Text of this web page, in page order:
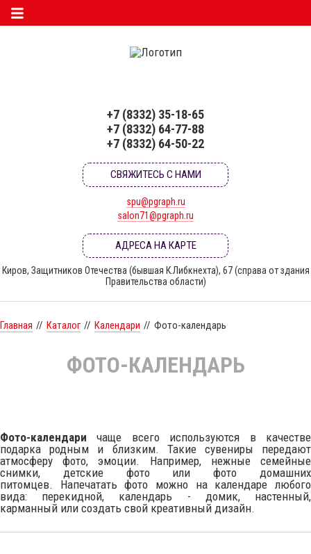
+7 (8332) 35-18-65
+7 (8332) 64-77-88
+7 (8332) 64-50-22
СВЯЖИТЕСЬ С НАМИ
spu@pgraph.ru
salon71@pgraph.ru
АДРЕСА НА КАРТЕ
Киров, Защитников Отечества (бывшая К.Либкнехта), 67 (справа от здания
Правительства области)
Главная // Каталог // Календари // Фото-календарь
ФОТО-КАЛЕНДАРЬ
Фото-календари чаще всего используются в качестве
подарка родным и близким. Такие сувениры передают
атмосферу фото, эмоции. Например, нежные семейные
снимки, детские фото или фото домашних
питомцев. Напечатать фото можно на календаре любого
вида: перекидной, календарь - домик, настенный,
карманный или создать свой креативный дизайн.